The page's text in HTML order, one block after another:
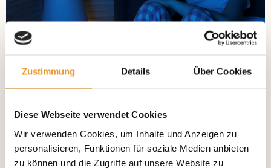
Zustimmung Details Über Cookies
Diese Webseite verwendet Cookies
Wir verwenden Cookies, um Inhalte und Anzeigen zu
personalisieren, Funktionen für soziale Medien anbieten
zu können und die Zugriffe auf unsere Website zu
Wenn die Nacht zur Qual wird- Warum sind
Die nächtliche Stille allein erklärt das nicht, verschiedene
körperliche und emotionale Faktoren greifen ineinander -
jetzt mehr erfahren!
Wenn die Nacht zur Qual wird- Warum sind meine Schmerzen